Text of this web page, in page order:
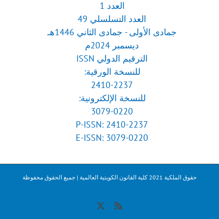
العدد 1
العدد التسلسلي 49
جمادى الأولى - جمادى الثاني 1446هـ
ديسمبر 2024م
الترقيم الدولي ISSN
للنسخة الورقية:
2410-2237
للنسخة الإلكترونية:
3079-0220
P-ISSN: 2410-2237
E-ISSN: 3079-0220
حقوق الملكية 2021 كلية القانون الكويتية العالمية | جميع الحقوق محفوظة
Rss
X